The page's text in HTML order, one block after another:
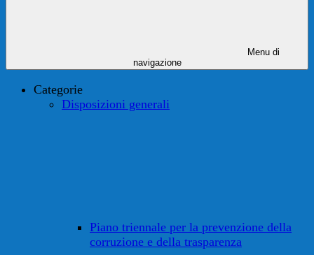
Menu di
navigazione
Categorie
Disposizioni generali
Piano triennale per la prevenzione della
corruzione e della trasparenza